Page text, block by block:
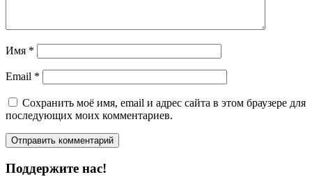
Имя *
Email *
Сохранить моё имя, email и адрес сайта в этом браузере для
последующих моих комментариев.
Поддержите нас!